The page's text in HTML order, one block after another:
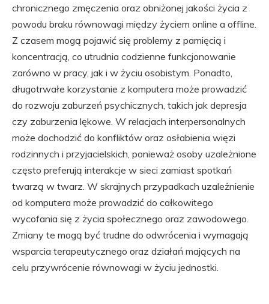
chronicznego zmęczenia oraz obniżonej jakości życia z
powodu braku równowagi między życiem online a offline.
Z czasem mogą pojawić się problemy z pamięcią i
koncentracją, co utrudnia codzienne funkcjonowanie
zarówno w pracy, jak i w życiu osobistym. Ponadto,
długotrwałe korzystanie z komputera może prowadzić
do rozwoju zaburzeń psychicznych, takich jak depresja
czy zaburzenia lękowe. W relacjach interpersonalnych
może dochodzić do konfliktów oraz osłabienia więzi
rodzinnych i przyjacielskich, ponieważ osoby uzależnione
często preferują interakcje w sieci zamiast spotkań
twarzą w twarz. W skrajnych przypadkach uzależnienie
od komputera może prowadzić do całkowitego
wycofania się z życia społecznego oraz zawodowego.
Zmiany te mogą być trudne do odwrócenia i wymagają
wsparcia terapeutycznego oraz działań mających na
celu przywrócenie równowagi w życiu jednostki.